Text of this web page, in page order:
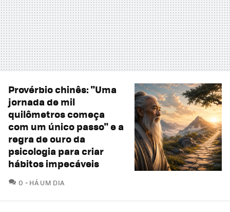
Provérbio chinês: "Uma
jornada de mil
quilômetros começa
com um único passo" e a
regra de ouro da
psicologia para criar
hábitos impecáveis
0 COMENTÁRIOS
HÁ UM DIA